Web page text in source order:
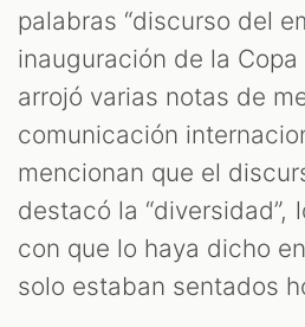
palabras “discurso del
inauguración de la
arrojó varias notas de
comunicación
mencionan que el
destacó la “diversidad”,
con que lo haya dicho
solo estaban sentados